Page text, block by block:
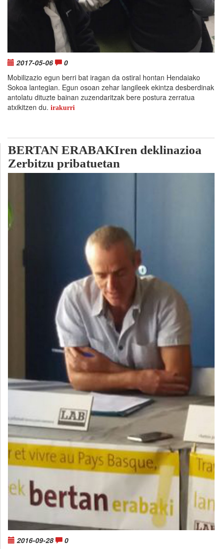
2017-05-06
0
Mobilizazio egun berri bat iragan da ostiral hontan Hendaiako
Sokoa lantegian. Egun osoan zehar langileek ekintza desberdinak
antolatu dituzte bainan zuzendaritzak bere postura zerratua
atxikitzen du. irakurri
BERTAN ERABAKIren deklinazioa
Zerbitzu pribatuetan
2016-09-28
0